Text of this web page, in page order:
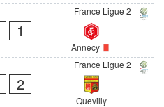
France Ligue 2
1
Annecy
France Ligue 2
2
Quevilly